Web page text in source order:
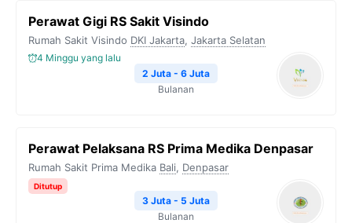
Perawat Gigi RS Sakit Visindo
Rumah Sakit Visindo DKI Jakarta, Jakarta Selatan
4 Minggu yang lalu
2 Juta - 6 Juta
Bulanan
Perawat Pelaksana RS Prima Medika Denpasar
Rumah Sakit Prima Medika Bali, Denpasar
Ditutup
3 Juta - 5 Juta
Bulanan